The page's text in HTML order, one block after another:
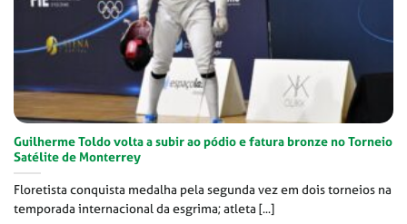
Guilherme Toldo volta a subir ao pódio e fatura bronze no Torneio
Satélite de Monterrey
Floretista conquista medalha pela segunda vez em dois torneios na
temporada internacional da esgrima; atleta [...]